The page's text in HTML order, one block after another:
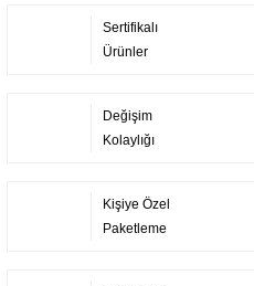
Sertifikalı
Ürünler
Değişim
Kolaylığı
Kişiye Özel
Paketleme